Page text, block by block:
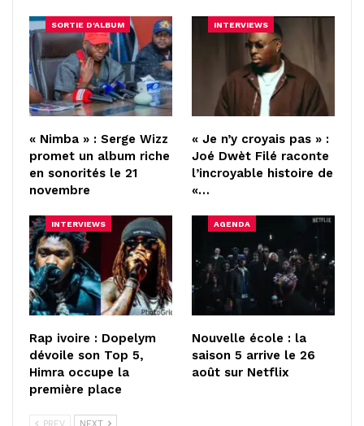
SORTIE D'ALBUM
« Nimba » : Serge Wizz
promet un album riche
en sonorités le 21
novembre
INTERVIEWS
« Je n’y croyais pas » :
Joé Dwèt Filé raconte
l’incroyable histoire de
«…
INTERVIEWS
Rap ivoire : Dopelym
dévoile son Top 5,
Himra occupe la
première place
AGENDA
Nouvelle école : la
saison 5 arrive le 26
août sur Netflix
PREV NEXT